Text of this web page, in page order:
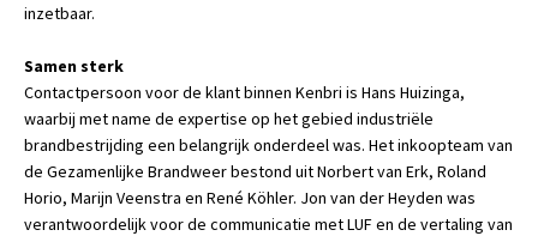
inzetbaar.
Samen sterk
Contactpersoon voor de klant binnen Kenbri is Hans Huizinga,
waarbij met name de expertise op het gebied industriële
brandbestrijding een belangrijk onderdeel was. Het inkoopteam van
de Gezamenlijke Brandweer bestond uit Norbert van Erk, Roland
Horio, Marijn Veenstra en René Köhler. Jon van der Heyden was
verantwoordelijk voor de communicatie met LUF en de vertaling van